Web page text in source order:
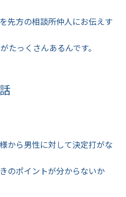
先方の相談所仲人にお伝えす
たっくさんあるんです。
から男性に対して決定打がな
のポイントが分からないか